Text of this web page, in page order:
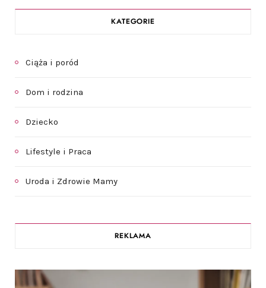
KATEGORIE
Ciąża i poród
Dom i rodzina
Dziecko
Lifestyle i Praca
Uroda i Zdrowie Mamy
REKLAMA